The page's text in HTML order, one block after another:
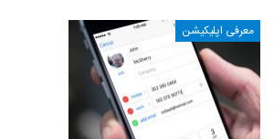
معرفی اپلیکیشن